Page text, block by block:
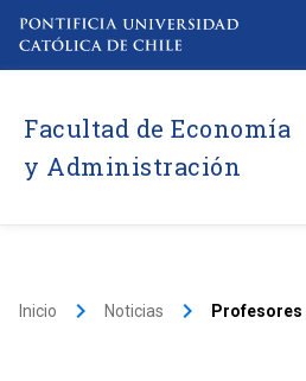
Facultad de Economía
y Administración
Inicio keyboard_arrow_right Noticias keyboard_arrow_right